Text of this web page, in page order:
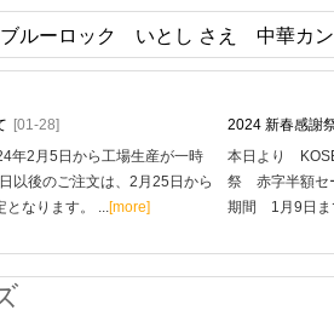
ブルーロック いとし さえ 中華カ
[01-28]
年2月5日から工場生産が一時
以後のご注文は、2月25日から
となります。 ...[more]
2024 新春感
本日より
祭 赤字半額セ
期間 1月9日ま